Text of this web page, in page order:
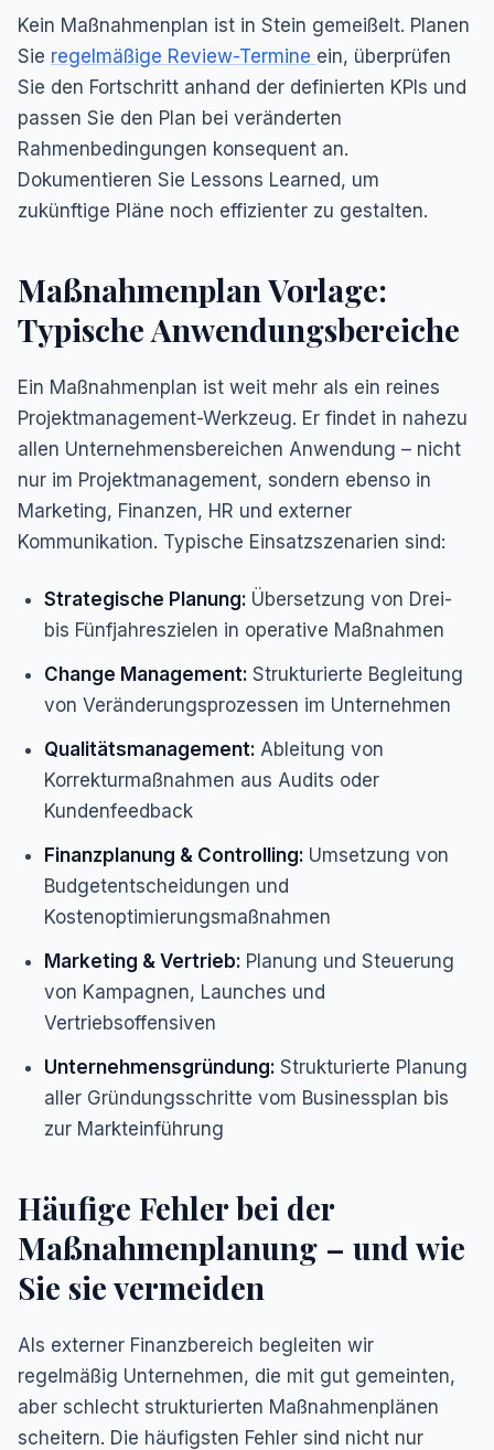
Kein Maßnahmenplan ist in Stein gemeißelt. Planen
Sie regelmäßige Review-Termine ein, überprüfen
Sie den Fortschritt anhand der definierten KPIs und
passen Sie den Plan bei veränderten
Rahmenbedingungen konsequent an.
Dokumentieren Sie Lessons Learned, um
zukünftige Pläne noch effizienter zu gestalten.
Maßnahmenplan Vorlage:
Typische Anwendungsbereiche
Ein Maßnahmenplan ist weit mehr als ein reines
Projektmanagement-Werkzeug. Er findet in nahezu
allen Unternehmensbereichen Anwendung – nicht
nur im Projektmanagement, sondern ebenso in
Marketing, Finanzen, HR und externer
Kommunikation. Typische Einsatzszenarien sind:
Strategische Planung: Übersetzung von Drei-
bis Fünfjahreszielen in operative Maßnahmen
Change Management: Strukturierte Begleitung
von Veränderungsprozessen im Unternehmen
Qualitätsmanagement: Ableitung von
Korrekturmaßnahmen aus Audits oder
Kundenfeedback
Finanzplanung & Controlling: Umsetzung von
Budgetentscheidungen und
Kostenoptimierungsmaßnahmen
Marketing & Vertrieb: Planung und Steuerung
von Kampagnen, Launches und
Vertriebsoffensiven
Unternehmensgründung: Strukturierte Planung
aller Gründungsschritte vom Businessplan bis
zur Markteinführung
Häufige Fehler bei der
Maßnahmenplanung – und wie
Sie sie vermeiden
Als externer Finanzbereich begleiten wir
regelmäßig Unternehmen, die mit gut gemeinten,
aber schlecht strukturierten Maßnahmenplänen
scheitern. Die häufigsten Fehler sind nicht nur